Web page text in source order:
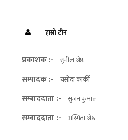
हाम्रो टीम
प्रकाशक :- सुनील श्रेष्ठ
सम्पादक :- यसोदा कार्की
सम्बाददाता :- सुजन कुमाल
सम्बाददाता :- अस्मिता श्रेष्ठ